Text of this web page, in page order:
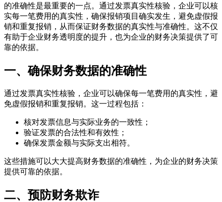
的准确性是最重要的一点。通过发票真实性核验，企业可以核
实每一笔费用的真实性，确保报销项目确实发生，避免虚假报
销和重复报销，从而保证财务数据的真实性与准确性。这不仅
有助于企业财务透明度的提升，也为企业的财务决策提供了可
靠的依据。
一、确保财务数据的准确性
通过发票真实性核验，企业可以确保每一笔费用的真实性，避
免虚假报销和重复报销。这一过程包括：
核对发票信息与实际业务的一致性；
验证发票的合法性和有效性；
确保发票金额与实际支出相符。
这些措施可以大大提高财务数据的准确性，为企业的财务决策
提供可靠的依据。
二、预防财务欺诈